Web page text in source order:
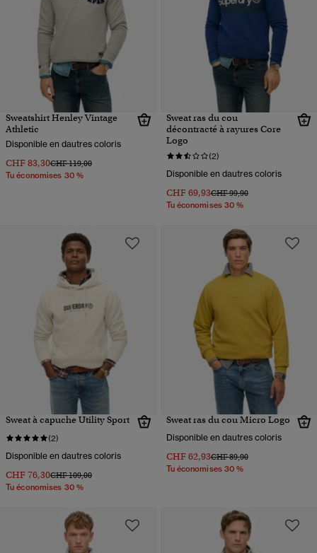
Sweatshirt Henley Vintage
Athletic
Disponible en dautres coloris
CHF 83,30Prix réduit de
CHF 119,00à
Tu économises 30 %
Sweat ras du cou
décontracté à rayures Core
Logo
(2)
Disponible en dautres coloris
CHF 69,93Prix réduit de
CHF 99,90à
Tu économises 30 %
Sweat à capuche Utility Sport
(2)
Disponible en dautres coloris
CHF 76,30Prix réduit de
CHF 109,00à
Tu économises 30 %
Sweat ras du cou Micro Logo
Disponible en dautres coloris
CHF 62,93Prix réduit de
CHF 89,90à
Tu économises 30 %